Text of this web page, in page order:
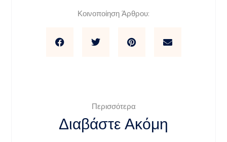
Κοινοποίηση Άρθρου:
Περισσότερα
Διαβάστε Ακόμη